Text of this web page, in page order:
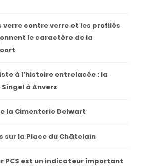
verre contre verre et les profilés
le caractère de la
à l’histoire entrelacée : la
à Anvers
la Cimenterie Delwart
sur la Place du Châtelain
PCS est un indicateur important